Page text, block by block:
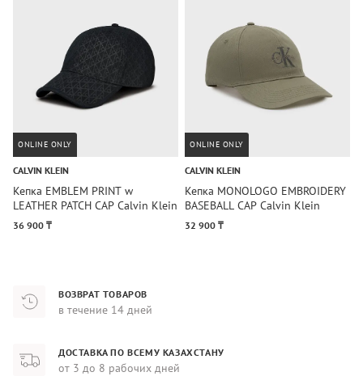
ONLINE ONLY
CALVIN KLEIN
Кепка EMBLEM PRINT w
LEATHER PATCH CAP Calvin Klein
36 900 ₸
ONLINE ONLY
CALVIN KLEIN
Кепка MONOLOGO EMBROIDERY
BASEBALL CAP Calvin Klein
32 900 ₸
ВОЗВРАТ ТОВАРОВ
в течение 14 дней
ДОСТАВКА ПО ВСЕМУ КАЗАХСТАНУ
от 3 до 8 рабочих дней